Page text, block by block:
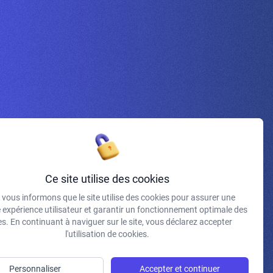
J'accepte de recevoir vos e-mails et confirme avoir pris
connaissance de votre politique de confidentialité et
mentions légales.
Ce site utilise des cookies
informons que le site utilise des cookies pour assurer une
expérience utilisateur et garantir un fonctionnement optimale des
En continuant à naviguer sur le site, vous déclarez accepter
l'utilisation de cookies.
Accepter et continuer
Personnaliser